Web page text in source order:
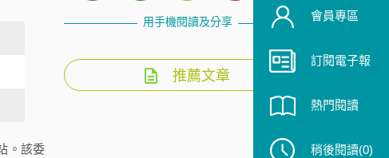
。該委
用手機閱讀及分享
推薦文章
會員專區
訂閱電子報
熱門閱讀
稍後閱讀(0)